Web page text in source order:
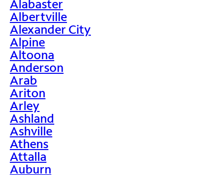
Alabaster
Albertville
Alexander City
Alpine
Altoona
Anderson
Arab
Ariton
Arley
Ashland
Ashville
Athens
Attalla
Auburn